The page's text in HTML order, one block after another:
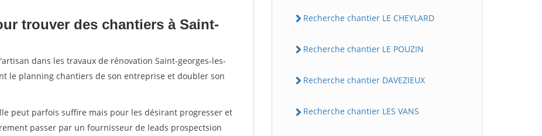
trouver des chantiers à Saint-
dans les travaux de rénovation Saint-georges-les-
le planning chantiers de son entreprise et doubler son
peut parfois suffire mais pour les désirant progresser et
passer par un fournisseur de leads prospectsion
Recherche chantier LE CHEYLARD
Recherche chantier LE POUZIN
Recherche chantier DAVEZIEUX
Recherche chantier LES VANS